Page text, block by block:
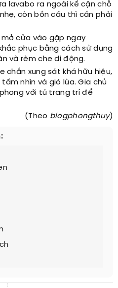
lavabo ra ngoài kề cận chỗ
còn bồn cầu thì cần phải
cửa vào gặp ngay
phục bằng cách sử dụng
và rèm che di động.
chắn xung sát khá hữu hiệu,
nhìn và gió lùa. Gia chủ
với tủ trang trí để
(Theo blogphongthuy)